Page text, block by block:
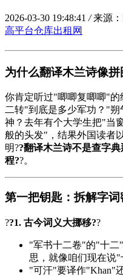
2026-03-30 19:48:41 / 来源
高平台仓库出租网
为什么翻译木兰诗像拼
你肯定听过"唧唧复唧唧"
二转"到底是多少军功？"
神？去年有个大学生把"当
般的头发"，结果外国读者
明??翻译木兰诗不是查字
程??。
第一把钥匙：拆解字词
??1. 古今词义大挪移??
"军书十二卷"的"十二
思，就像咱们现在说
"可汗"要译作"Khan"